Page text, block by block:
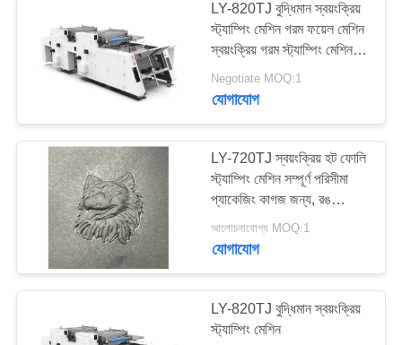
একটি
উদ্ধৃতি
করুন
গোপনীয়তা
নীতি
LY-820TJ বুদ্ধিমান স্বয়ংক্রিয়
স্ট্যাম্পিং মেশিন গরম ফয়েল মেশিন
স্বয়ংক্রিয় গরম স্ট্যাম্পিং মেশিন
গরম ফয়েল স্ট্যাম্পিং মেশিন গরম
স্ট্যাম্পিং মেশিন
Negotiate MOQ:1
যোগাযোগ
LY-720TJ স্বয়ংক্রিয় হট ফোলি
স্ট্যাম্পিং মেশিন সম্পূর্ণ পরিসীমা
প্যাকেজিং কাগজ জন্য, রঙ
আলোচনাযোগ্য MOQ:1
যোগাযোগ
LY-820TJ বুদ্ধিমান স্বয়ংক্রিয়
স্ট্যাম্পিং মেশিন